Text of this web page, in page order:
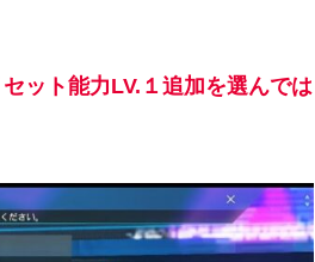
ット能力LV.１追加を選んでは